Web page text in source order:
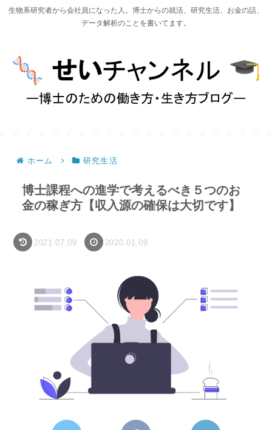
生物系研究者から会社員になった人。博士からの就活、研究生活、お金の話、
データ解析のことを書いてます。
ホーム 研究生活
博士課程への進学で考えるべき５つのお
金の稼ぎ方【収入源の確保は大切です】
2021.07.09 2020.01.09